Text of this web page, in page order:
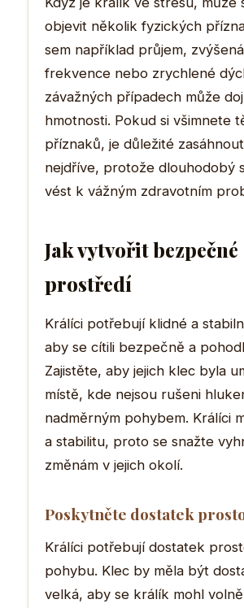
objevit několik fyzických
sem například průjem,
frekvence nebo zrychlené
závažných případech může
hmotnosti. Pokud si všimnete
příznaků, je důležité
nejdříve, protože dlouhodobý
vést k vážným zdravotním
Jak vytvořit bezpečné
prostředí
Králíci potřebují klidné a
aby se cítili bezpečně a
Zajistěte, aby jejich klec byla
místě, kde nejsou rušeni
nadměrným pohybem. Králíci
a stabilitu, proto se snažte
změnám v jejich okolí.
Poskytněte dostatek
Králíci potřebují dostatek
pohybu. Klec by měla být
velká, aby se králík mohl volně